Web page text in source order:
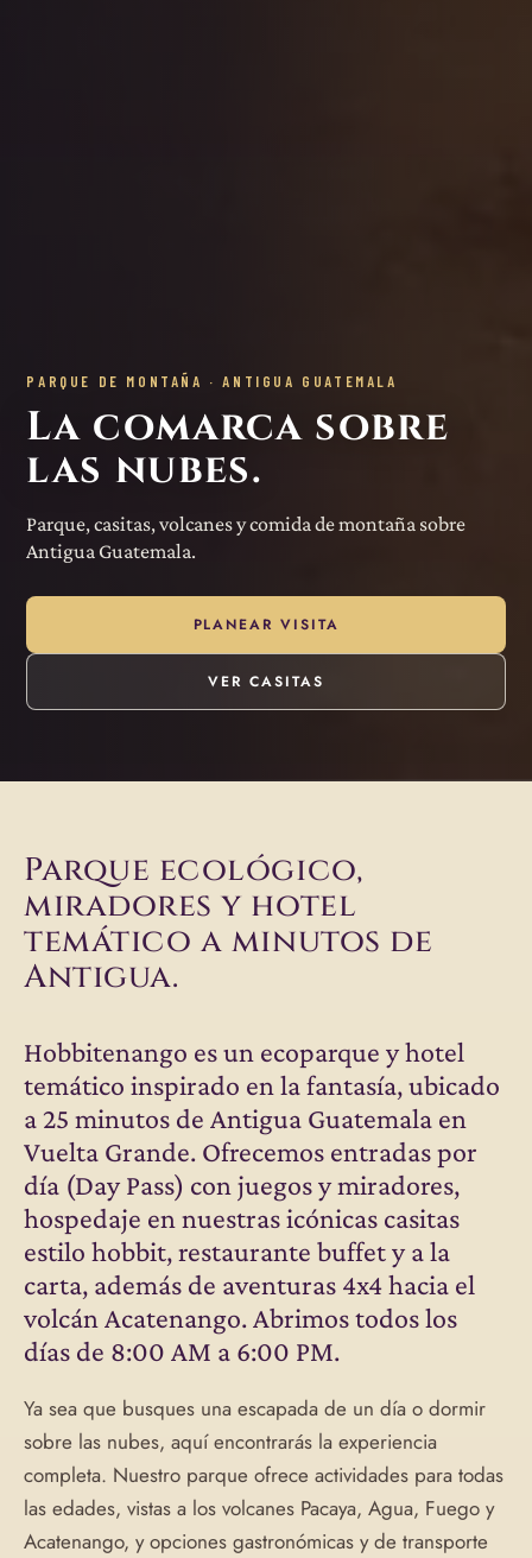
PARQUE DE MONTAÑA · ANTIGUA GUATEMALA
La comarca sobre
las nubes.
Parque, casitas, volcanes y comida de montaña sobre
Antigua Guatemala.
PLANEAR VISITA
VER CASITAS
Parque ecológico,
miradores y hotel
temático a minutos de
Antigua.
Hobbitenango es un ecoparque y hotel
temático inspirado en la fantasía, ubicado
a 25 minutos de Antigua Guatemala en
Vuelta Grande. Ofrecemos entradas por
día (Day Pass) con juegos y miradores,
hospedaje en nuestras icónicas casitas
estilo hobbit, restaurante buffet y a la
carta, además de aventuras 4x4 hacia el
volcán Acatenango. Abrimos todos los
días de 8:00 AM a 6:00 PM.
Ya sea que busques una escapada de un día o dormir
sobre las nubes, aquí encontrarás la experiencia
completa. Nuestro parque ofrece actividades para todas
las edades, vistas a los volcanes Pacaya, Agua, Fuego y
Acatenango, y opciones gastronómicas y de transporte